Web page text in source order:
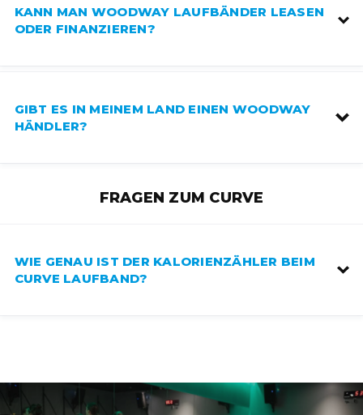
KANN MAN WOODWAY LAUFBÄNDER LEASEN
ODER FINANZIEREN?
GIBT ES IN MEINEM LAND EINEN WOODWAY
HÄNDLER?
FRAGEN ZUM CURVE
WIE GENAU IST DER KALORIENZÄHLER BEIM
CURVE LAUFBAND?